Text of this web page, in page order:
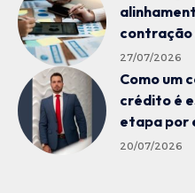
contração
27/07/2026
Como um
crédito é
etapa por
20/07/2026